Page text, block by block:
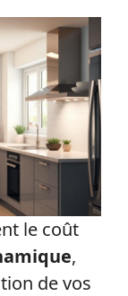
le coût
,
de vos